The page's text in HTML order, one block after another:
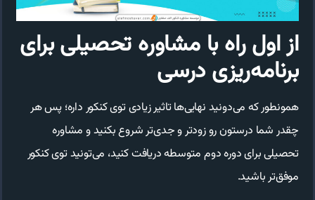
از اول راه با مشاوره تحصیلی برای
برنامه‌ریزی درسی
همونطور که می‌دونید نهایی‌ها تاثیر زیادی توی کنکور داره؛ پس هر
چقدر شما درستون رو زودتر و جدی‌تر شروع بکنید و مشاوره
تحصیلی برای دوره دوم متوسطه دریافت کنید، می‌تونید توی کنکور
موفق‌تر باشید.